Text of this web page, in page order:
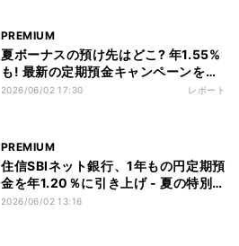
PREMIUM
夏ボーナスの預け先はどこ? 年1.55%
も! 最新の定期預金キャンペーンを比
較
2026/06/02 17:30 レポート
PREMIUM
住信SBIネット銀行、1年もの円定期預
金を年1.20％に引き上げ - 夏の特別金
利キャンペーン開始
2026/06/02 13:16